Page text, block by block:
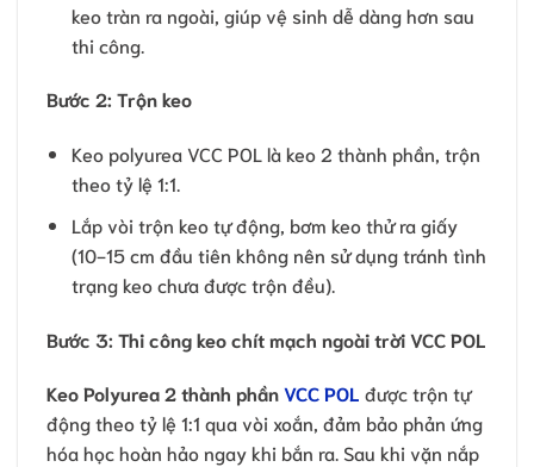
keo tràn ra ngoài, giúp vệ sinh dễ dàng hơn sau
thi công.
Bước 2: Trộn keo
Keo polyurea VCC POL là keo 2 thành phần, trộn
theo tỷ lệ 1:1.
Lắp vòi trộn keo tự động, bơm keo thử ra giấy
(10-15 cm đầu tiên không nên sử dụng tránh tình
trạng keo chưa được trộn đều).
Bước 3: Thi công keo chít mạch ngoài trời VCC POL
Keo Polyurea 2 thành phầnVCC POL được trộn tự
động theo tỷ lệ 1:1 qua vòi xoắn, đảm bảo phản ứng
hóa học hoàn hảo ngay khi bắn ra. Sau khi vặn nắp